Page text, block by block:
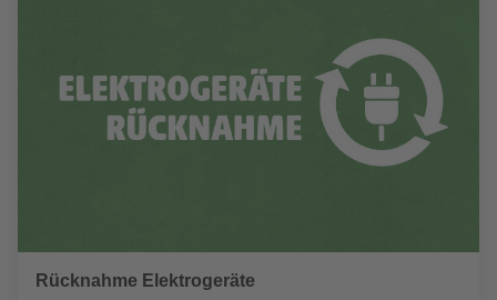
Rücknahme Elektrogeräte